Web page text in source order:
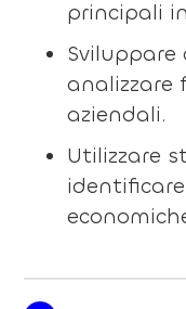
principali
Sviluppare
analizzare
aziendali.
Utilizzare